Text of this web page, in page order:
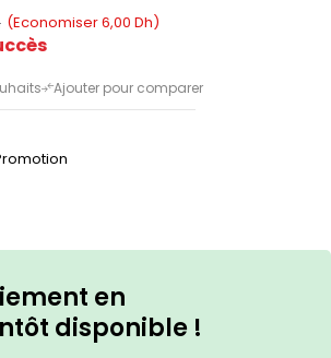
(Economiser6,00 Dh)
en
disponible !